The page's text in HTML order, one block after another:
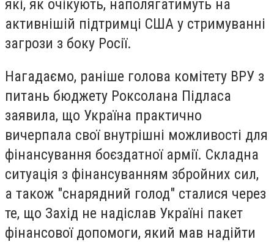
які, як очікують, наполягатимуть на
активнішій підтримці США у стримуванні
загрози з боку Росії.
Нагадаємо, раніше голова комітету ВРУ з
питань бюджету Роксолана Підласа
заявила, що Україна практично
вичерпала свої внутрішні можливості для
фінансування боєздатної армії. Складна
ситуація з фінансуванням збройних сил,
а також "снарядний голод" сталися через
те, що Захід не надіслав Україні пакет
фінансової допомоги, який мав надійти